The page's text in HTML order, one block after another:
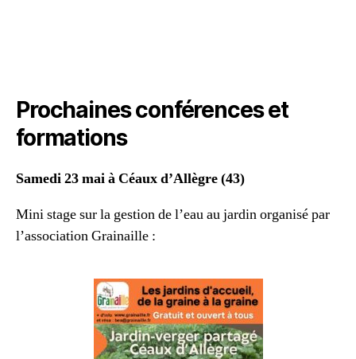
Prochaines conférences et
formations
Samedi 23 mai à Céaux d’Allègre (43)
Mini stage sur la gestion de l’eau au jardin organisé par
l’association Grainaille :